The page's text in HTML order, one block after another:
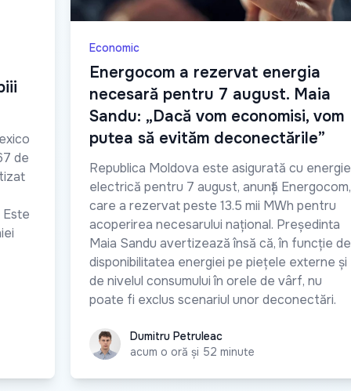
de
Economic
Energocom a rezervat energia
necesară pentru 7 august. Maia
Sandu: „Dacă vom economisi, vom
putea să evităm deconectările”
Republica Moldova este asigurată cu energie
electrică pentru 7 august, anunță Energocom,
care a rezervat peste 13.5 mii MWh pentru
acoperirea necesarului național. Președinta
Maia Sandu avertizează însă că, în funcție de
disponibilitatea energiei pe piețele externe și
de nivelul consumului în orele de vârf, nu
poate fi exclus scenariul unor deconectări.
Dumitru Petruleac
Dumitru Petruleac
acum o oră și 52 minute